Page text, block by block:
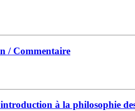
/ Commentaire
à la philosophie